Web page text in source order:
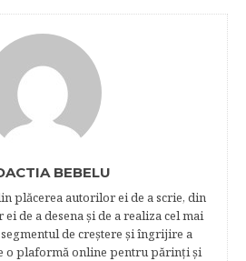
BEBELU
plăcerea autorilor ei de a scrie, din
de a desena şi de a realiza cel mai
de creştere şi îngrijire a
o plaformă online pentru părinţi şi